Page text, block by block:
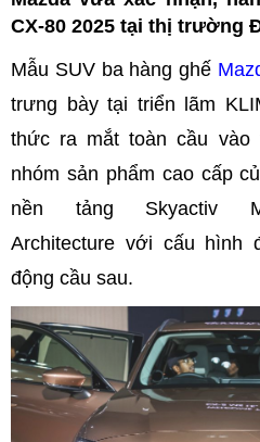
CX-80 2025 tại thị trường
Mẫu SUV ba hàng ghế
trưng bày tại triển lãm
thức ra mắt toàn cầu vào
nhóm sản phẩm cao cấp
nền tảng Skyactiv
Architecture với cấu hình
động cầu sau.